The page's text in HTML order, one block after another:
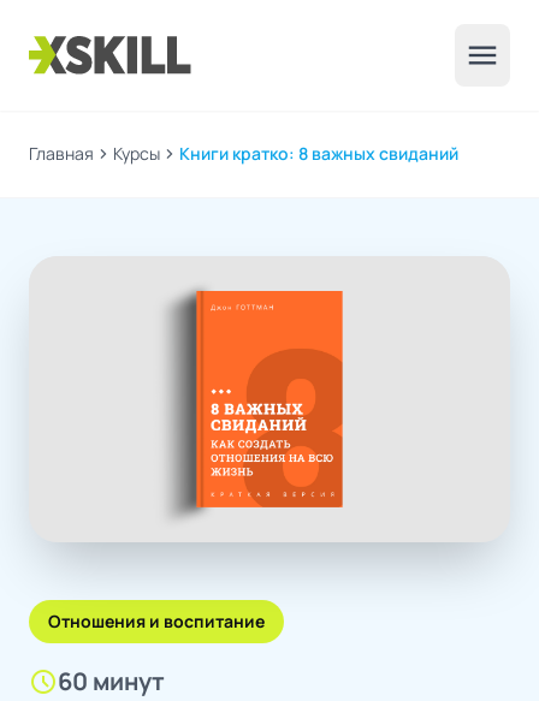
menu
Главная chevron_right Курсы chevron_right Книги кратко: 8 важных свиданий
Отношения и воспитание
schedule60 минут